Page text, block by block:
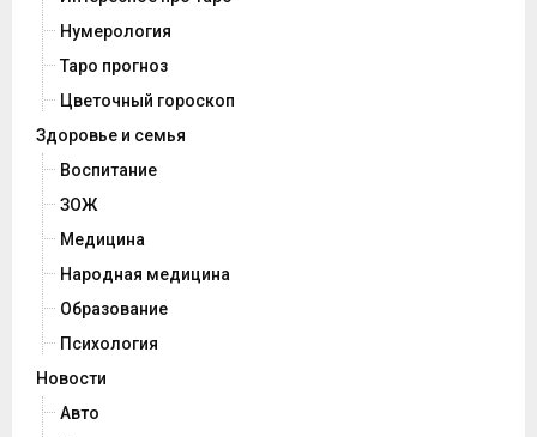
Нумерология
Таро прогноз
Цветочный гороскоп
Здоровье и семья
Воспитание
ЗОЖ
Медицина
Народная медицина
Образование
Психология
Новости
Авто